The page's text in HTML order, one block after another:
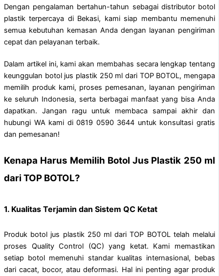
Dengan pengalaman bertahun-tahun sebagai distributor botol
plastik terpercaya di Bekasi, kami siap membantu memenuhi
semua kebutuhan kemasan Anda dengan layanan pengiriman
cepat dan pelayanan terbaik.
Dalam artikel ini, kami akan membahas secara lengkap tentang
keunggulan botol jus plastik 250 ml dari TOP BOTOL, mengapa
memilih produk kami, proses pemesanan, layanan pengiriman
ke seluruh Indonesia, serta berbagai manfaat yang bisa Anda
dapatkan. Jangan ragu untuk membaca sampai akhir dan
hubungi WA kami di 0819 0590 3644 untuk konsultasi gratis
dan pemesanan!
Kenapa Harus Memilih Botol Jus Plastik 250 ml
dari TOP BOTOL?
1. Kualitas Terjamin dan Sistem QC Ketat
Produk botol jus plastik 250 ml dari TOP BOTOL telah melalui
proses Quality Control (QC) yang ketat. Kami memastikan
setiap botol memenuhi standar kualitas internasional, bebas
dari cacat, bocor, atau deformasi. Hal ini penting agar produk